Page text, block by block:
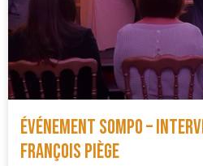
Événement SOMPO –
François Piège